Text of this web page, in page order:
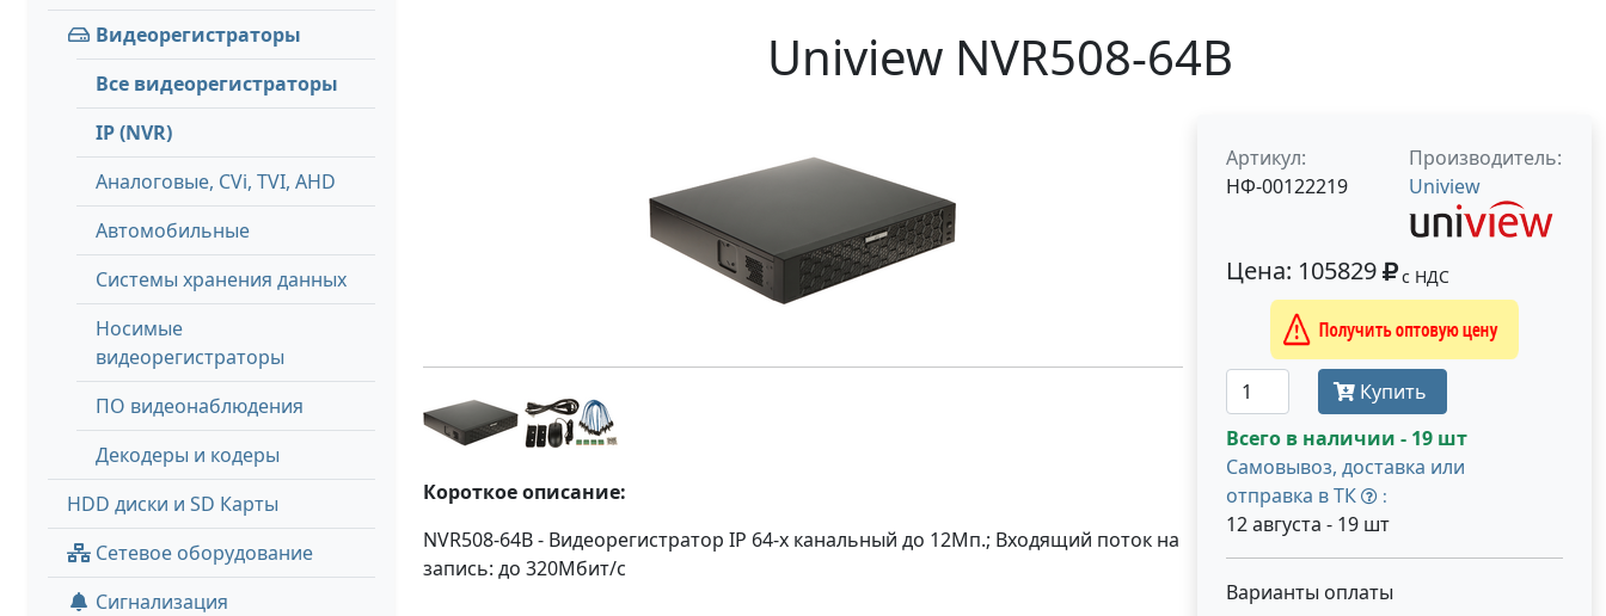
Видеорегистраторы
Все видеорегистраторы
IP (NVR)
Аналоговые, СVi, TVI, AHD
Автомобильные
Системы хранения данных
Носимые
видеорегистраторы
ПО видеонаблюдения
Декодеры и кодеры
HDD диски и SD Карты
Сетевое оборудование
Сигнализация
Uniview NVR508-64B
Короткое описание:
NVR508-64B - Видеорегистратор IP 64-х канальный до 12Мп.; Входящий поток на
запись: до 320Мбит/с
Артикул:
НФ-00122219
Производитель:
Uniview
Цена: 105829 с НДС
Получить оптовую цену
Купить
Всего в наличии - 19 шт
Самовывоз, доставка или
отправка в ТК
:
12 августа - 19 шт
Варианты оплаты